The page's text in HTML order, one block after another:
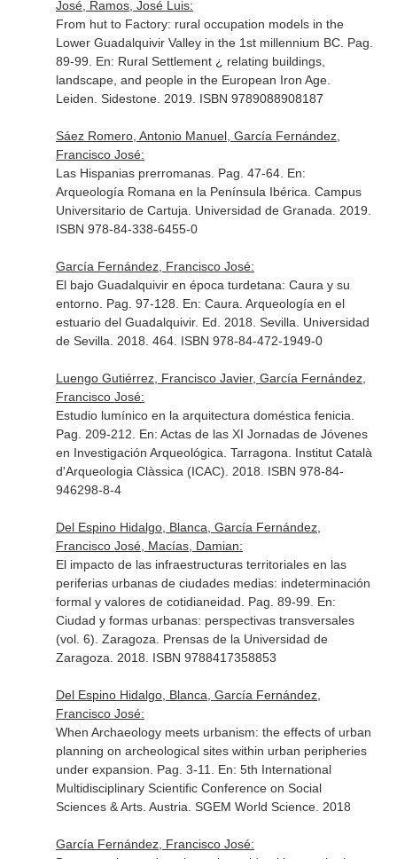
José, Ramos, José Luis:
From hut to Factory: rural occupation models in the
Lower Guadalquivir Valley in the 1st millennium BC. Pag.
89-99. En: Rural Settlement ¿ relating buildings,
landscape, and people in the European Iron Age.
Leiden. Sidestone. 2019. ISBN 9789088908187
Sáez Romero, Antonio Manuel, García Fernández,
Francisco José:
Las Hispanias prerromanas. Pag. 47-64. En:
Arqueología Romana en la Península Ibérica . Campus
Universitario de Cartuja. Universidad de Granada. 2019.
ISBN 978-84-338-6455-0
García Fernández, Francisco José:
El bajo Guadalquivir en época turdetana: Caura y su
entorno. Pag. 97-128. En: Caura. Arqueología en el
estuario del Guadalquivir. Ed. 2018. Sevilla. Universidad
de Sevilla. 2018. 464. ISBN 978-84-472-1949-0
Luengo Gutiérrez, Francisco Javier, García Fernández,
Francisco José:
Estudio lumínico en la arquitectura doméstica fenicia.
Pag. 209-212. En: Actas de las XI Jornadas de Jóvenes
en Investigación Arqueológica . Tarragona. Institut Català
d'Arqueologia Clàssica (ICAC). 2018. ISBN 978-84-
946298-8-4
Del Espino Hidalgo, Blanca, García Fernández,
Francisco José, Macías, Damian:
El impacto de las infraestructuras territoriales en las
periferias urbanas de ciudades medias: indeterminación
formal y valores de cotidianeidad. Pag. 89-99. En:
Ciudad y formas urbanas: perspectivas transversales
(vol. 6) . Zaragoza. Prensas de la Universidad de
Zaragoza. 2018. ISBN 9788417358853
Del Espino Hidalgo, Blanca, García Fernández,
Francisco José:
When Archaeology meets urbanism: the effects of urban
planning on archeological sites within urban peripheries
under expansion. Pag. 3-11. En: 5th International
Multidisciplinary Scientific Conference on Social
Sciences & Arts. Austria. SGEM World Science. 2018
García Fernández, Francisco José: